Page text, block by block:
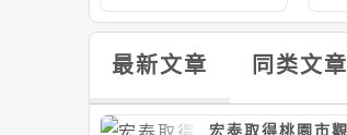
最新文章 同类文章